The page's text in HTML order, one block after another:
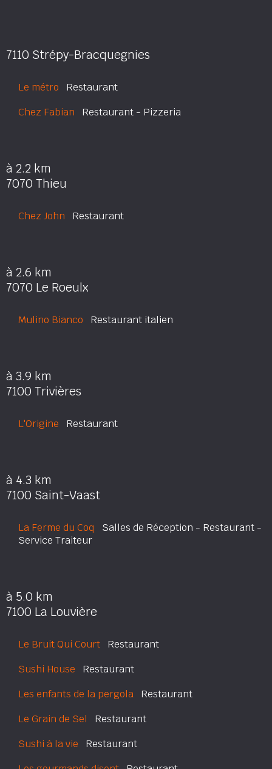
7110 Strépy-Bracquegnies
Le métro Restaurant
Chez Fabian Restaurant - Pizzeria
à 2.2 km
7070 Thieu
Chez John Restaurant
à 2.6 km
7070 Le Roeulx
Mulino Bianco Restaurant italien
à 3.9 km
7100 Trivières
L'Origine Restaurant
à 4.3 km
7100 Saint-Vaast
La Ferme du Coq Salles de Réception - Restaurant -
Service Traiteur
à 5.0 km
7100 La Louvière
Le Bruit Qui Court Restaurant
Sushi House Restaurant
Les enfants de la pergola Restaurant
Le Grain de Sel Restaurant
Sushi à la vie Restaurant